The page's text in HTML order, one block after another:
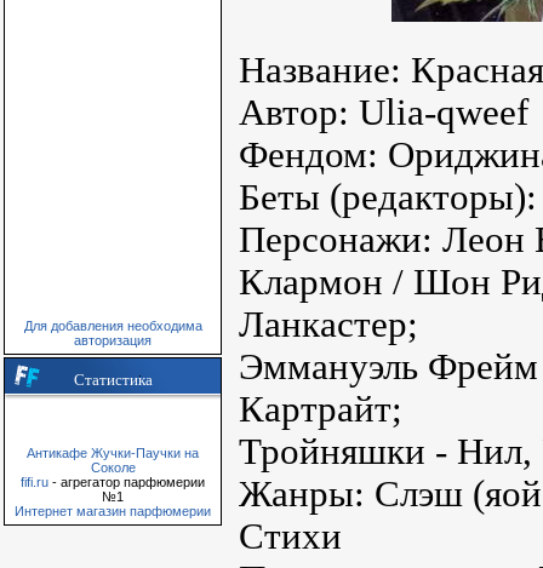
Для добавления необходима
авторизация
Статистика
Антикафе Жучки-Паучки на
Соколе
fifi.ru - агрегатор парфюмерии
№1
Интернет магазин парфюмерии
Название:
Автор: Ulia-qweef
Фендом:
Беты
Персонажи: Леон
Клармон / Шон
Ланкастер;
Эммануэль
Картрайт;
Тройняшки - Нил,
Жанры: Слэш
Стихи